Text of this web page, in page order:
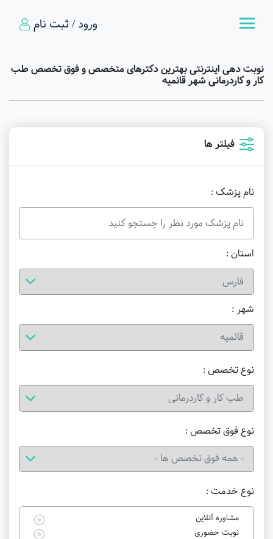
ورود / ثبت نام
نوبت دهی اینترنتی بهترین دکترهای متخصص و فوق تخصص طب
کار و کاردرمانی شهر قائمیه
فیلتر ها
نام پزشک :
استان :
شهر :
نوع خدمت :
مشاوره آنلاین
نوبت حضوری
نوع تخصص :
نوع فوق تخصص :